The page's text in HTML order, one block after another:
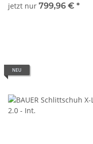
jetzt nur 799,96 € *
NEU